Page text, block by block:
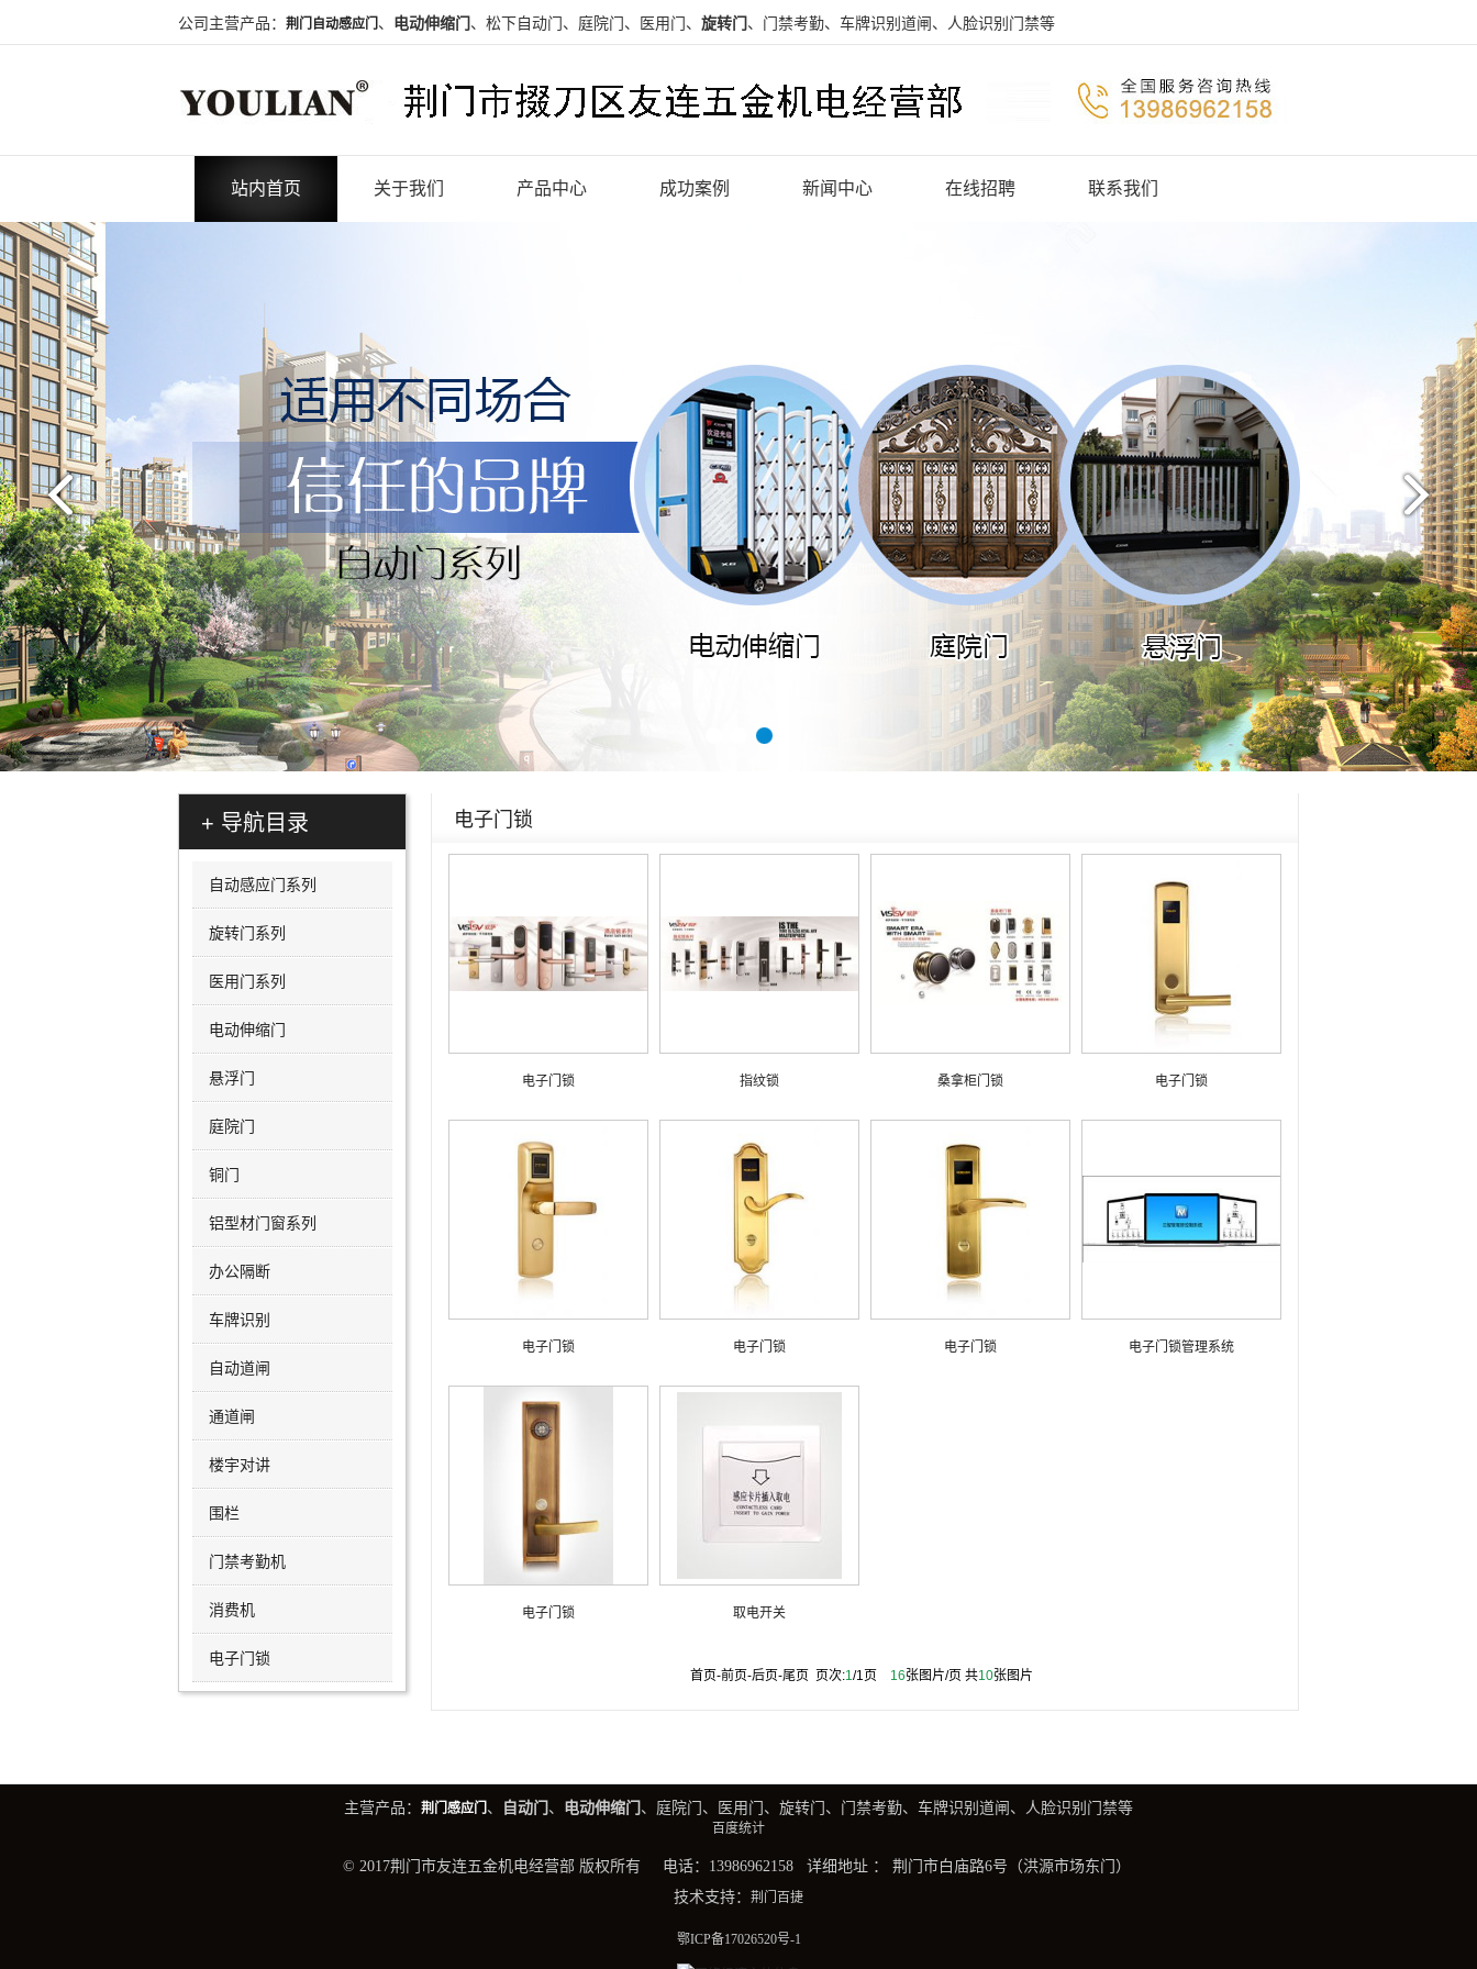
公司主营产品： 荆门自动感应门 、 电动伸缩门、松下自动门、庭院门、医用门、 旋转门、门禁考勤、车牌识别道闸、人脸识别门禁等
站内首页 关于我们 产品中心 成功案例 新闻中心 在线招聘 联系我们
+ 导航目录
自动感应门系列
旋转门系列
医用门系列
电动伸缩门
悬浮门
庭院门
铜门
铝型材门窗系列
办公隔断
车牌识别
自动道闸
通道闸
楼宇对讲
围栏
门禁考勤机
消费机
电子门锁
电子门锁
电子门锁 指纹锁 桑拿柜门锁 电子门锁
电子门锁 电子门锁 电子门锁 电子门锁管理系统
电子门锁 取电开关
首页-前页-后页-尾页 页次:1/1 页 16张图片/页 共10张图片
主营产品： 荆门感应门 、 自动门、 电动伸缩门、庭院门、医用门、旋转门、门禁考勤、车牌识别道闸、人脸识别门禁等
百度统计
© 2017荆门市友连五金机电经营部 版权所有 电话：13986962158 详细地址 ： 荆门市白庙路6号（洪源市场东门）
技术支持： 荆门百捷
鄂ICP备17026520号-1